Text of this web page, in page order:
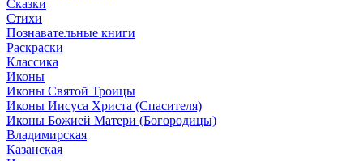
Сказки
Стихи
Познавательные книги
Раскраски
Классика
Иконы
Иконы Святой Троицы
Иконы Иисуса Христа (Спасителя)
Иконы Божией Матери (Богородицы)
Владимирская
Казанская